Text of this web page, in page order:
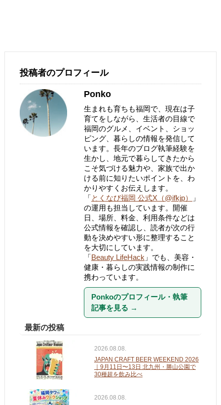
投稿者のプロフィール
Ponko
生まれも育ちも福岡で、現在は子
育てをしながら、生活者の目線で
福岡のグルメ、イベント、ショッ
ピング、暮らしの情報を発信して
います。長年のブログ執筆経験を
生かし、地元で暮らしてきたから
こそ気づける魅力や、家族で出か
ける前に知りたいポイントを、わ
かりやすくお伝えします。
「 とくなび福岡 公式X（@ifkjp）
」
の運用も担当しています。開催
日、場所、料金、利用条件などは
公式情報を確認し、読者が次の行
動を決めやすい形に整理すること
を大切にしています。
「 Beauty LifeHack」でも、美容・
健康・暮らしの実践情報の制作に
携わっています。
Ponkoのプロフィール・執筆
記事を見る →
最新の投稿
2026.08.08.
JAPAN CRAFT BEER WEEKEND 2026
｜9月11日〜13日 北九州・勝山公園で
30種超を飲み比べ
2026.08.08.